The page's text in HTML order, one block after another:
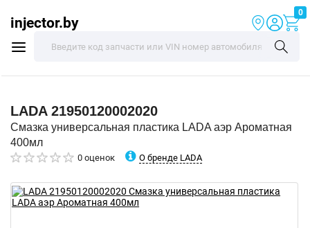
injector.by
0
LADA 21950120002020
Смазка универсальная пластика LADA аэр Ароматная
400мл
0 оценок О бренде LADA